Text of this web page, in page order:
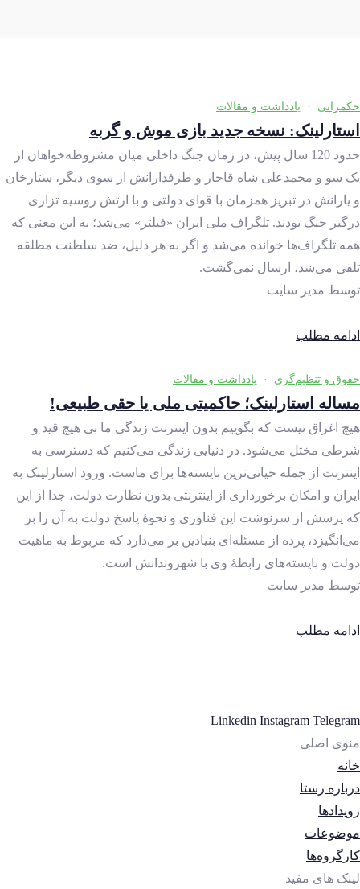
حکمرانی · یادداشت و مقالات
استارلینک: نسخه جدید بازی موش و گربه
حدود 120 سال پیش، در زمان جنگ داخلی میان مشروطه‌خواهان از
یک سو و محمدعلی شاه قاجار و طرفدارانش از سوی دیگر، ستارخان
و یارانش در تبریز همزمان با قوای دولتی و با ارتش روسیه تزاری
درگیر جنگ بودند. تلگراف ملی ایران «فیلتر» می‌شد؛ به این معنی که
همه تلگراف‌ها خوانده می‌شد و اگر به هر دلیل، ضد سلطنت مطلقه
تلقی می‌شد، ارسال نمی‌گشت.
توسط مدیر سایت
ادامه مطلب
حقوق و تنظیم‌گری · یادداشت و مقالات
مساله استارلینک؛ حاکمیتی ملی یا حقی طبیعی!
هیچ اغراق نیست که بگوییم بدون اینترنت زندگی ما بی هیچ قید و
شرطی مختل می‌شود. در دنیایی زندگی می‌کنیم که دسترسی به
اینترنت از جمله حیاتی‌ترین بایسته‌ها برای ماست. ورود استارلینک به
ایران و امکان برخورداری از اینترنتی بدون نظارت دولت، جدا از این
که پرسش از سرنوشت این فناوری و نحوهٔ پاسخ دولت به آن را بر
می‌انگیزد، پرده از مسئله‌ای بنیادین بر می‌دارد که مربوط به ماهیت
دولت و بایسته‌های رابطهٔ وی با شهروندانش است.
توسط مدیر سایت
ادامه مطلب
Linkedin Instagram Telegram
منوی اصلی
خانه
درباره رستا
رویدادها
موضوعات
کارگروه‌ها
لینک های مفید